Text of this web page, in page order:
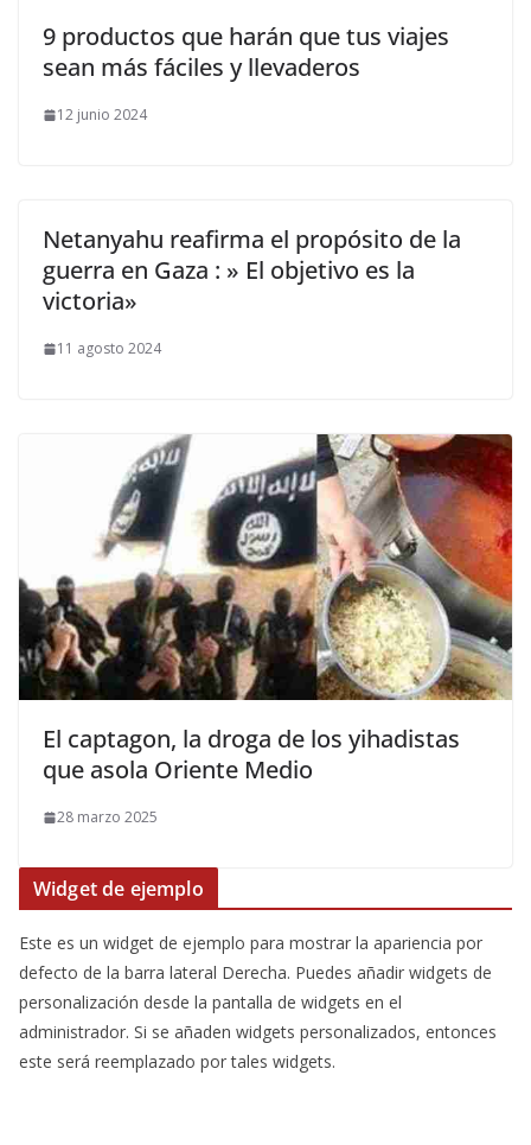
​9 productos que harán que tus viajes
sean más fáciles y llevaderos
12 junio 2024
Netanyahu reafirma el propósito de la
guerra en Gaza : » El objetivo es la
victoria»
11 agosto 2024
El captagon, la droga de los yihadistas
que asola Oriente Medio
28 marzo 2025
Widget de ejemplo
Este es un widget de ejemplo para mostrar la apariencia por
defecto de la barra lateral Derecha. Puedes añadir widgets de
personalización desde la pantalla de widgets en el
administrador. Si se añaden widgets personalizados, entonces
este será reemplazado por tales widgets.